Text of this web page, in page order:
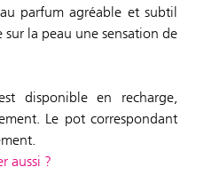
parfum agréable et subtil
la peau une sensation de
disponible en recharge,
Le pot correspondant
aussi ?